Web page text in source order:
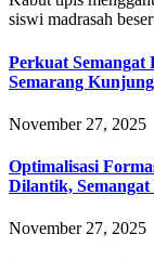
siswi madrasah
Perkuat Semangat
Semarang
November 27, 2025
Optimalisasi
Dilantik,
November 27, 2025